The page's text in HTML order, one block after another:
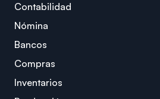
Contabilidad
Nómina
Bancos
Compras
Inventarios